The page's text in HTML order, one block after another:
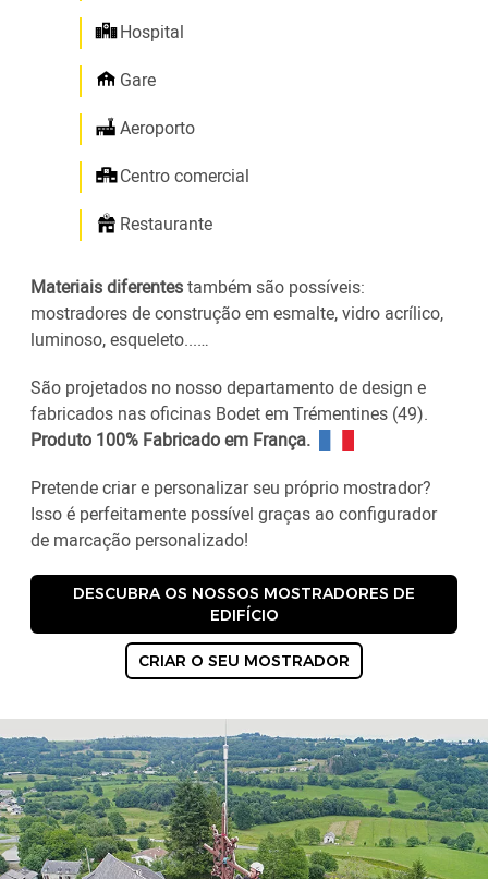
Hospital
Gare
Aeroporto
Centro comercial
Restaurante
Materiais diferentestambém são possíveis:
mostradores de construção em esmalte, vidro acrílico,
luminoso, esqueleto...…
São projetados no nosso departamento de design e
fabricados nas oficinas Bodet em Trémentines (49).
Produto 100% Fabricado em França.
Pretende criar e personalizar seu próprio mostrador?
Isso é perfeitamente possível graças ao configurador
de marcação personalizado!
DESCUBRA OS NOSSOS MOSTRADORES DE
EDIFÍCIO
CRIAR O SEU MOSTRADOR